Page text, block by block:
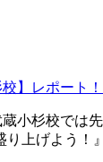
】レポート！
小杉校では
り上げよう！